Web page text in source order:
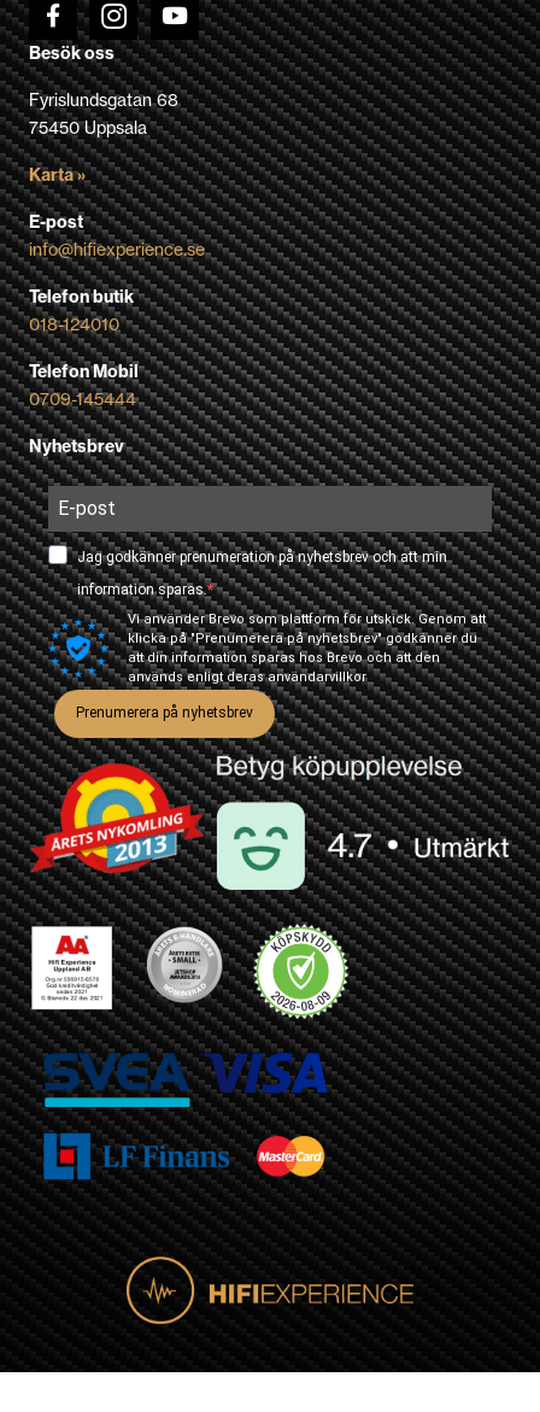
Besök oss
Fyrislundsgatan 68
75450 Uppsala
Karta »
E-post
info@hifiexperience.se
Telefon butik
018-124010
Telefon Mobil
0709-145444
Nyhetsbrev
Jag godkänner prenumeration på nyhetsbrev och att min
information sparas.
Vi använder Brevo som plattform för utskick. Genom att
klicka på "Prenumerera på nyhetsbrev" godkänner du
att din information sparas hos Brevo och att den
används enligt derasanvändarvillkor
Prenumerera på nyhetsbrev